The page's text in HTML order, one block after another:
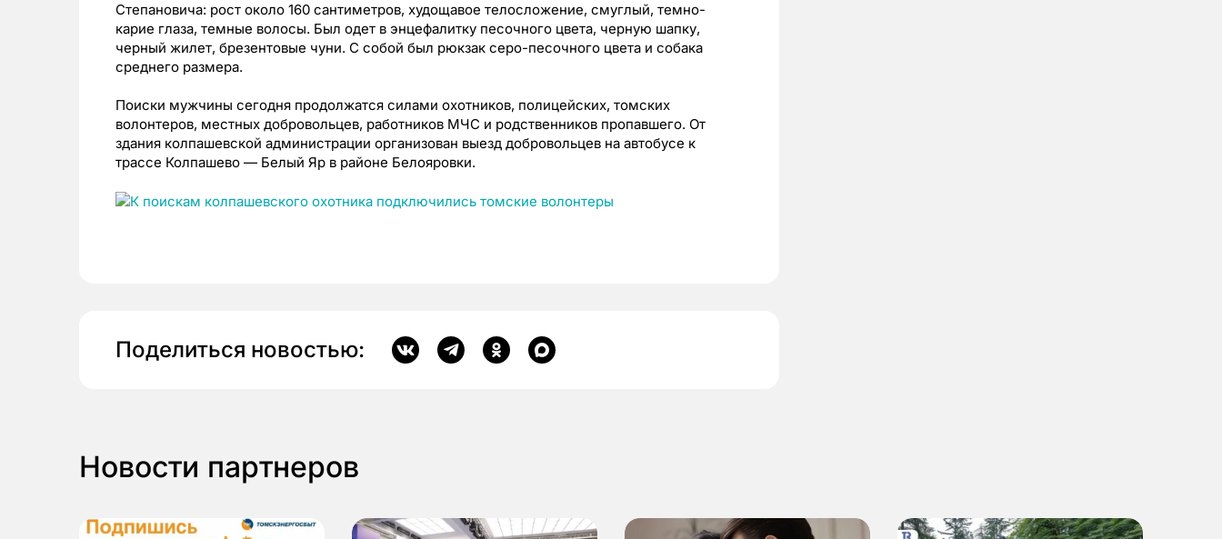
Степановича: рост около 160 сантиметров, худощавое телосложение, смуглый, темно-
карие глаза, темные волосы. Был одет в энцефалитку песочного цвета, черную шапку,
черный жилет, брезентовые чуни. С собой был рюкзак серо-песочного цвета и собака
среднего размера.
Поиски мужчины сегодня продолжатся силами охотников, полицейских, томских
волонтеров, местных добровольцев, работников МЧС и родственников пропавшего. От
здания колпашевской администрации организован выезд добровольцев на автобусе к
трассе Колпашево — Белый Яр в районе Белояровки.
Поделиться новостью:
Новости партнеров